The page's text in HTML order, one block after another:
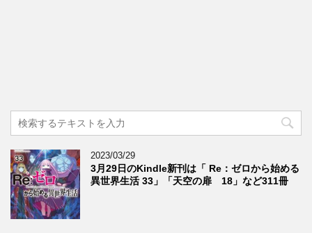
2023/03/29
3月29日のKindle新刊は「 Re：ゼロから始める
異世界生活 33」「天空の扉 18」など311冊